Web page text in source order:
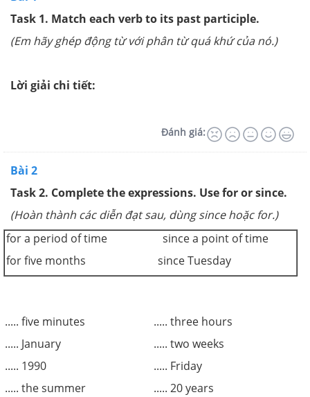
Task 1. Match each verb to its past participle.
(Em hãy ghép động từ với phân từ quá khứ của nó.)
Lời giải chi tiết:
Đánh giá:
Bài 2
Task 2. Complete the expressions. Use for or since.
(Hoàn thành các diễn đạt sau, dùng since hoặc for.)
for a period of time since a point of time
for five months since Tuesday
..... five minutes
..... January
..... 1990
..... the summer
..... three hours
..... two weeks
..... Friday
..... 20 years